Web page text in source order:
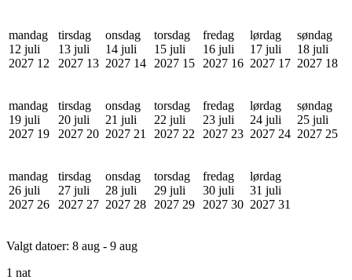
mandag
12 juli
2027 12
tirsdag
13 juli
2027 13
onsdag
14 juli
2027 14
torsdag
15 juli
2027 15
fredag
16 juli
2027 16
lørdag
17 juli
2027 17
søndag
18 juli
2027 18
mandag
19 juli
2027 19
tirsdag
20 juli
2027 20
onsdag
21 juli
2027 21
torsdag
22 juli
2027 22
fredag
23 juli
2027 23
lørdag
24 juli
2027 24
søndag
25 juli
2027 25
mandag
26 juli
2027 26
tirsdag
27 juli
2027 27
onsdag
28 juli
2027 28
torsdag
29 juli
2027 29
fredag
30 juli
2027 30
lørdag
31 juli
2027 31
Valgt datoer: 8 aug - 9 aug
1 nat